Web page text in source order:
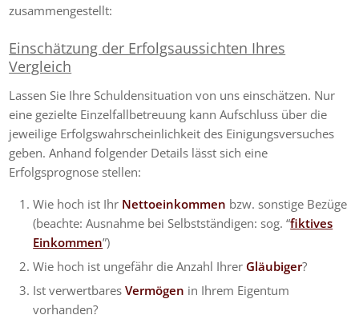
zusammengestellt:
Einschätzung der Erfolgsaussichten Ihres
Vergleich
Lassen Sie Ihre Schuldensituation von uns einschätzen. Nur
eine gezielte Einzelfallbetreuung kann Aufschluss über die
jeweilige Erfolgswahrscheinlichkeit des Einigungsversuches
geben. Anhand folgender Details lässt sich eine
Erfolgsprognose stellen:
Wie hoch ist Ihr Nettoeinkommen bzw. sonstige Bezüge
(beachte: Ausnahme bei Selbstständigen: sog. “fiktives
Einkommen”)
Wie hoch ist ungefähr die Anzahl Ihrer Gläubiger?
Ist verwertbaresVermögen in Ihrem Eigentum
vorhanden?